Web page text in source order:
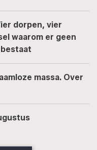
dorpen, vier
waarom er geen
massa. Over